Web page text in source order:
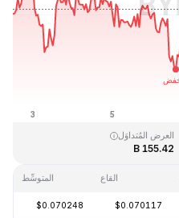
العرض المُتداوَل
155.42 B
القاع المتوسِّط
$0.070117
$0.070248